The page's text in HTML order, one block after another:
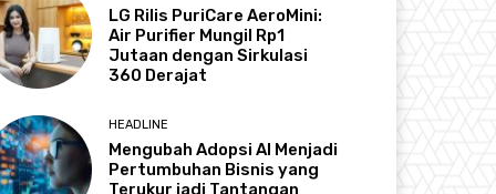
LG Rilis PuriCare AeroMini:
Air Purifier Mungil Rp1
Jutaan dengan Sirkulasi
360 Derajat
HEADLINE
Mengubah Adopsi AI Menjadi
Pertumbuhan Bisnis yang